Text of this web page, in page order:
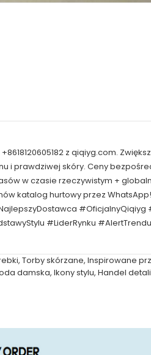
z qiqiyg.com.
i prawdziwej skóry. Ceny
w czasie rzeczywistym +
katalog hurtowy przez
#LiderRynku
, Torby skórzane, Inspirowane
damska, Ikony stylu, Handel